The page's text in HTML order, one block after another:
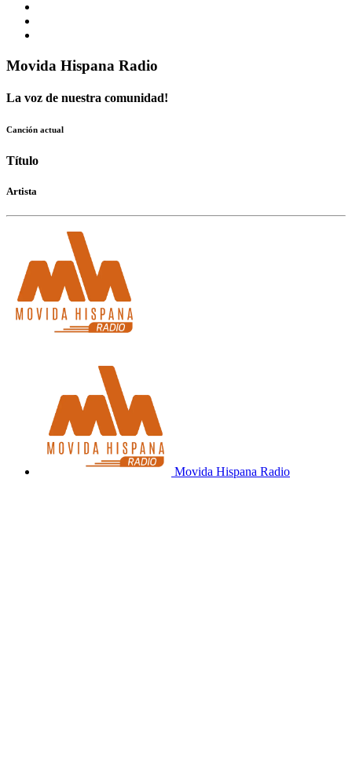
Movida Hispana Radio
La voz de nuestra comunidad!
Canción actual
Título
Artista
Movida Hispana Radio